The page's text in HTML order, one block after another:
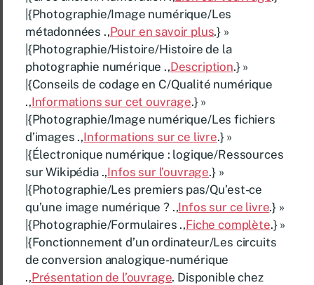
|{Photographie/Image numérique/Les
métadonnées .,Pour en savoir plus.} »
|{Photographie/Histoire/Histoire de la
photographie numérique .,Description.} »
|{Conseils de codage en C/Qualité numérique
.,Informations sur cet ouvrage.} »
|{Photographie/Image numérique/Les fichiers
d’images .,Informations sur ce livre.} »
|{Électronique numérique : logique/Ressources
sur Wikipédia .,Infos sur l’ouvrage.} »
|{Photographie/Les premiers pas/Qu’est-ce
qu’une image numérique ? .,Infos sur ce livre.} »
|{Photographie/Formulaires .,Fiche complète.} »
|{Fonctionnement d’un ordinateur/Les circuits
de conversion analogique-numérique
.,Présentation de l’ouvrage. Disponible chez